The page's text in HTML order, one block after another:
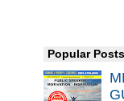
Popular Posts